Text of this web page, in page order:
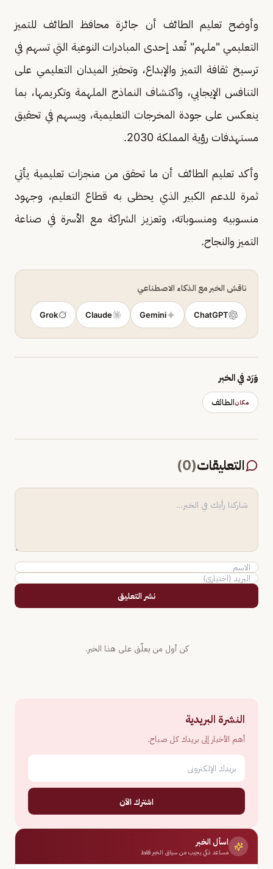
وأوضح تعليم الطائف أن جائزة محافظ الطائف للتميز
التعليمي "ملهم" تُعد إحدى المبادرات النوعية التي تسهم في
ترسيخ ثقافة التميز والإبداع، وتحفيز الميدان التعليمي على
التنافس الإيجابي، واكتشاف النماذج الملهمة وتكريمها، بما
ينعكس على جودة المخرجات التعليمية، ويسهم في تحقيق
مستهدفات رؤية المملكة 2030.
وأكد تعليم الطائف أن ما تحقق من منجزات تعليمية يأتي
ثمرة للدعم الكبير الذي يحظى به قطاع التعليم، وجهود
منسوبيه ومنسوباته، وتعزيز الشراكة مع الأسرة في صناعة
التميز والنجاح.
ناقش الخبر مع الذكاء الاصطناعي
ChatGPT
Gemini
Claude
Grok
وَرَد في الخبر
مكانالطائف
التعليقات(
0
)
نشر التعليق
كن أول من يعلّق على هذا الخبر.
النشرة البريدية
أهم الأخبار إلى بريدك كل صباح.
اشترك الآن
اسأل الخبر
مساعد ذكي يجيب من سياق الخبر فقط